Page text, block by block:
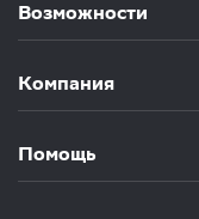
Возможности
Компания
Помощь